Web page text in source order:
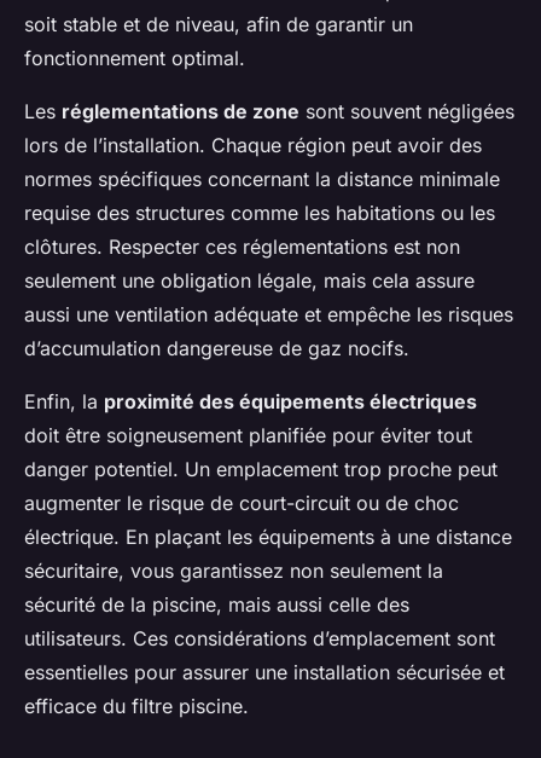
soit stable et de niveau, afin de garantir un
fonctionnement optimal.
Les réglementations de zone sont souvent négligées
lors de l’installation. Chaque région peut avoir des
normes spécifiques concernant la distance minimale
requise des structures comme les habitations ou les
clôtures. Respecter ces réglementations est non
seulement une obligation légale, mais cela assure
aussi une ventilation adéquate et empêche les risques
d’accumulation dangereuse de gaz nocifs.
Enfin, la proximité des équipements électriques
doit être soigneusement planifiée pour éviter tout
danger potentiel. Un emplacement trop proche peut
augmenter le risque de court-circuit ou de choc
électrique. En plaçant les équipements à une distance
sécuritaire, vous garantissez non seulement la
sécurité de la piscine, mais aussi celle des
utilisateurs. Ces considérations d’emplacement sont
essentielles pour assurer une installation sécurisée et
efficace du filtre piscine.